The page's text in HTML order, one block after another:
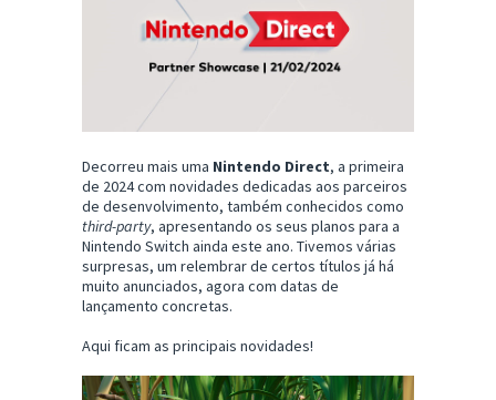
Decorreu mais uma Nintendo Direct, a primeira
de 2024 com novidades dedicadas aos parceiros
de desenvolvimento, também conhecidos como
third-party, apresentando os seus planos para a
Nintendo Switch ainda este ano. Tivemos várias
surpresas, um relembrar de certos títulos já há
muito anunciados, agora com datas de
lançamento concretas.
Aqui ficam as principais novidades!